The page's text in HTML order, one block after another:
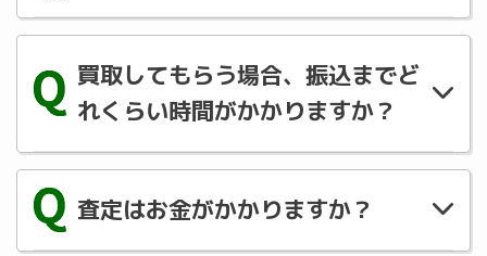
買取できる商品もございます。まずはお気軽
買取してもらう場合、振込までど
れくらい時間がかかりますか？
必要書類やお品物の発送等ございますので、
1 週間ほどお時間を頂く場合が多いです。
書類や梱包材のご用意などでによってはより
速くなることもありますので、ご協力宜しく
査定はお金がかかりますか？